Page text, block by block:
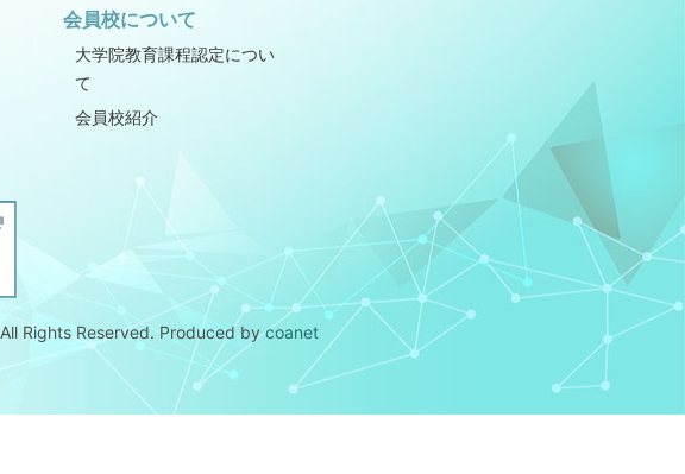
会員校について
大学院教育課程認定につい
て
会員校紹介
All Rights Reserved. Produced bycoanet